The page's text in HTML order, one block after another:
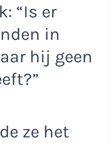
“Is er
in
hij geen
ze het